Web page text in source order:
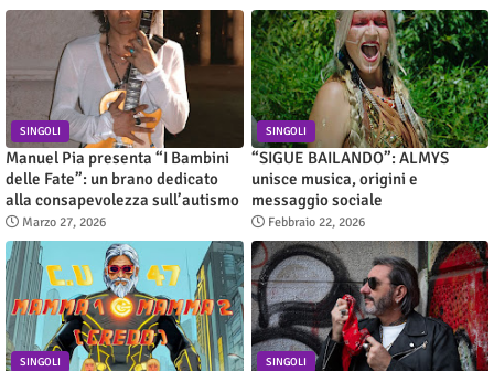
SINGOLI
Manuel Pia presenta “I Bambini
delle Fate”: un brano dedicato
alla consapevolezza sull’autismo
Marzo 27, 2026
SINGOLI
“SIGUE BAILANDO”: ALMYS
unisce musica, origini e
messaggio sociale
Febbraio 22, 2026
SINGOLI SINGOLI